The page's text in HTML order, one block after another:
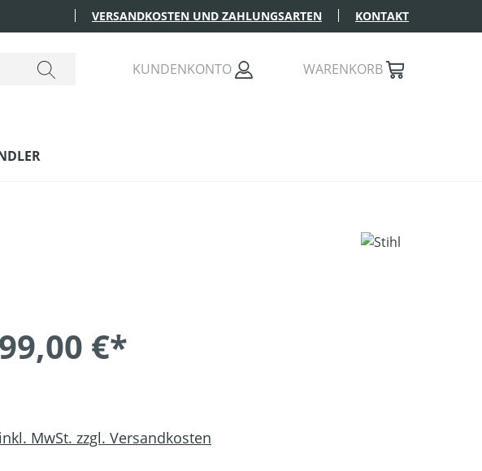
VERSANDKOSTEN UND ZAHLUNGSARTEN KONTAKT
KUNDENKONTO WARENKORB
€*
MwSt. zzgl. Versandkosten